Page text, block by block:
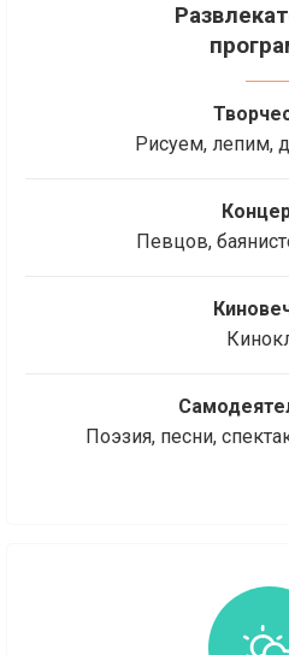
Рисуем, лепим,
Певцов,
Поэзия, песни,